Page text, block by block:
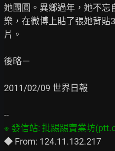
她團圓。異鄉過年，她不忘
樂，在微博上貼了張她背貼
片。
後略－
2011/02/09 世界日報